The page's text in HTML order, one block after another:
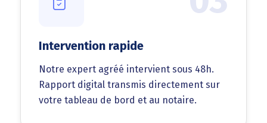
Intervention rapide
Notre expert agréé intervient sous 48h.
Rapport digital transmis directement sur
votre tableau de bord et au notaire.